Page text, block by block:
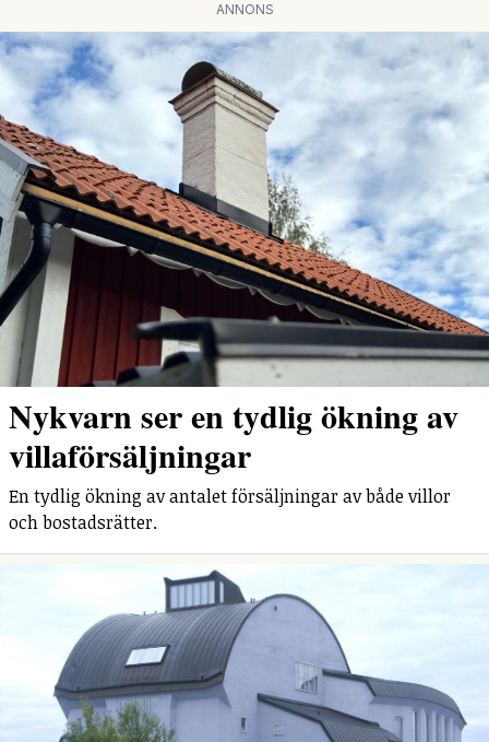
ANNONS
Nykvarn ser en tydlig ökning av
villaförsäljningar
En tydlig ökning av antalet försäljningar av både villor
och bostadsrätter.